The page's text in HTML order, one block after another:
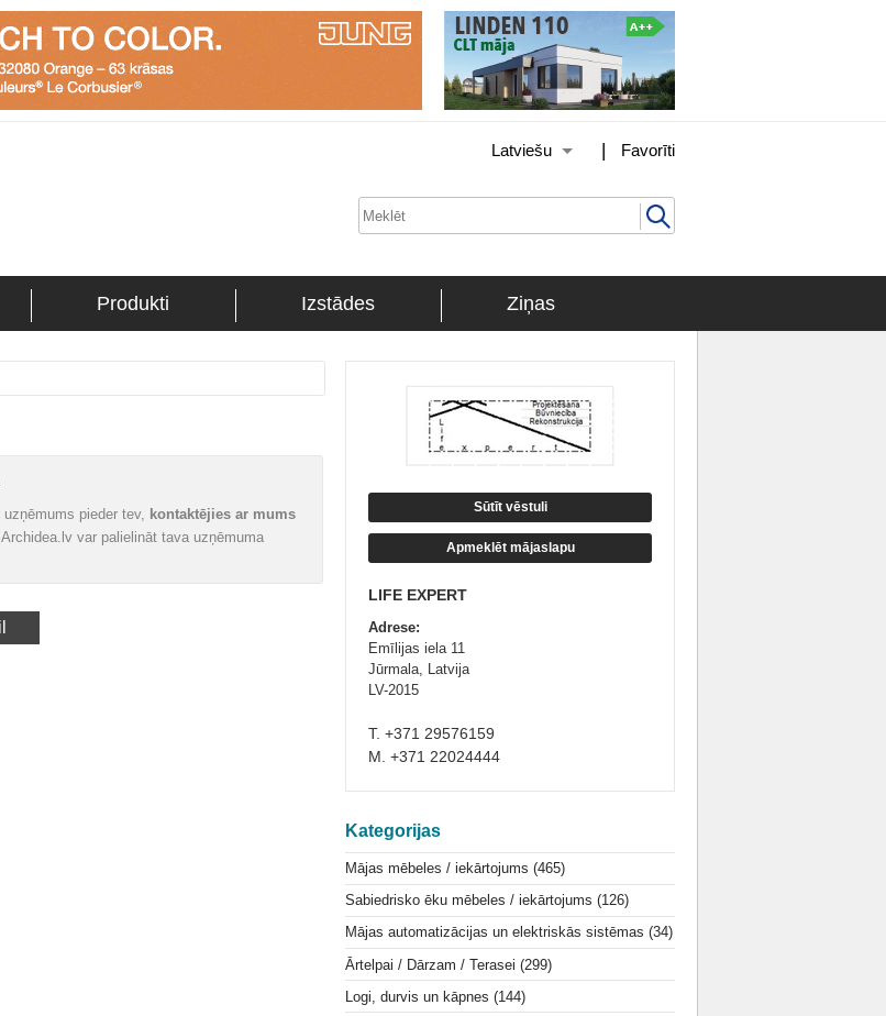
Favorīti
|
Latviešu
Produkti Izstādes Ziņas
pieder tev, kontaktējies ar mums
var palielināt tava uzņēmuma
Sūtīt vēstuli
Apmeklēt mājaslapu
LIFE EXPERT
Adrese:
Emīlijas iela 11
Jūrmala, Latvija
LV-2015
T. +371 29576159
M. +371 22024444
Kategorijas
Mājas mēbeles / iekārtojums (465)
Sabiedrisko ēku mēbeles / iekārtojums (126)
Mājas automatizācijas un elektriskās sistēmas (34)
Ārtelpai / Dārzam / Terasei (299)
Logi, durvis un kāpnes (144)